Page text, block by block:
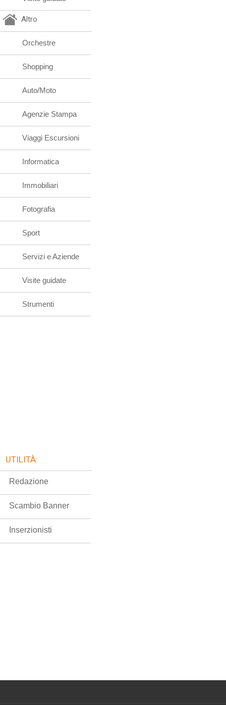
Altro
Orchestre
Shopping
Auto/Moto
Agenzie Stampa
Viaggi Escursioni
Informatica
Immobiliari
Fotografia
Sport
Servizi e Aziende
Visite guidate
Strumenti
UTILITÀ:
Redazione
Scambio Banner
Inserzionisti